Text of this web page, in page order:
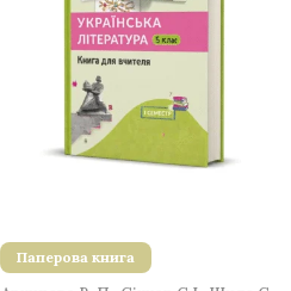
Паперова книга